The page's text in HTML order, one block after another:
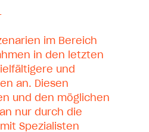
im Bereich
in den letzten
und
an. Diesen
und den möglichen
nur durch die
Spezialisten